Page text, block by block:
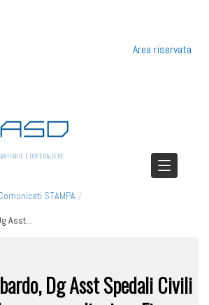
Area riservata
E OSPEDALIERE
STAMPA /
Asst...
Dg Asst Spedali Civili